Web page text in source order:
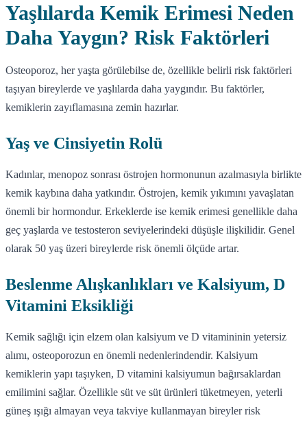
Yaşlılarda Kemik Erimesi Neden
Daha Yaygın? Risk Faktörleri
Osteoporoz, her yaşta görülebilse de, özellikle belirli risk faktörleri
taşıyan bireylerde ve yaşlılarda daha yaygındır. Bu faktörler,
kemiklerin zayıflamasına zemin hazırlar.
Yaş ve Cinsiyetin Rolü
Kadınlar, menopoz sonrası östrojen hormonunun azalmasıyla birlikte
kemik kaybına daha yatkındır. Östrojen, kemik yıkımını yavaşlatan
önemli bir hormondur. Erkeklerde ise kemik erimesi genellikle daha
geç yaşlarda ve testosteron seviyelerindeki düşüşle ilişkilidir. Genel
olarak 50 yaş üzeri bireylerde risk önemli ölçüde artar.
Beslenme Alışkanlıkları ve Kalsiyum, D
Vitamini Eksikliği
Kemik sağlığı için elzem olan kalsiyum ve D vitamininin yetersiz
alımı, osteoporozun en önemli nedenlerindendir. Kalsiyum
kemiklerin yapı taşıyken, D vitamini kalsiyumun bağırsaklardan
emilimini sağlar. Özellikle süt ve süt ürünleri tüketmeyen, yeterli
güneş ışığı almayan veya takviye kullanmayan bireyler risk